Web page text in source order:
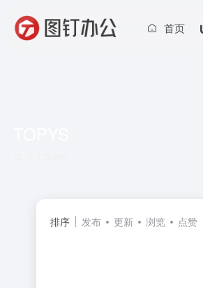
首页
排序 发布 更新 浏览 点赞